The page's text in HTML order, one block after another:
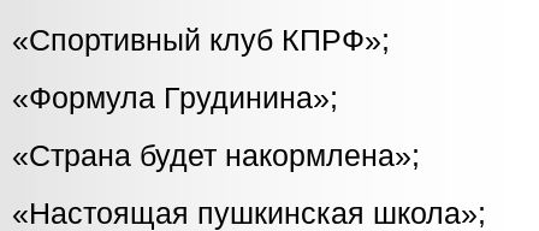
«Спортивный клуб КПРФ»;
«Формула Грудинина»;
«Страна будет накормлена»;
«Настоящая пушкинская школа»;